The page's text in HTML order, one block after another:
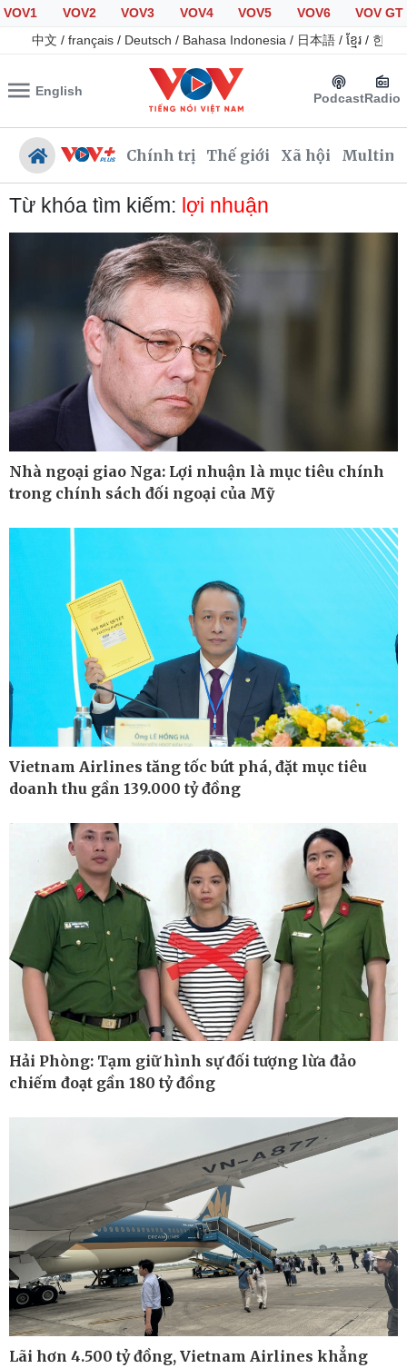
VOV1 VOV2 VOV3 VOV4 VOV5 VOV6
VOV GT
中文 / français / Deutsch / Bahasa Indonesia / 日本語 / ខ្មែរ / 한국
English PodcastRadio
Chính trị Thế giới Xã hội
Tổ chức nhân sự
Nhận diện sự thật
Xã hội
Tin 24h
Giáo dục
Dự báo thời tiết
Dấu ấn VOV
Việc làm
Thế giới
Cuộc sống đó đây
Multimedia
Infographic
Kinh tế
Bất động sản
Khởi nghiệp
Thị trường
Giá vàng
Tiêu dùng
Tỷ giá
Chứng khoán
Giá cà phê
Từ khóa tìm kiếm: lợi nhuận
Nhà ngoại giao Nga: Lợi nhuận là mục tiêu chính
trong chính sách đối ngoại của Mỹ
Vietnam Airlines tăng tốc bứt phá, đặt mục tiêu
doanh thu gần 139.000 tỷ đồng
Hải Phòng: Tạm giữ hình sự đối tượng lừa đảo
chiếm đoạt gần 180 tỷ đồng
Lãi hơn 4.500 tỷ đồng, Vietnam Airlines khẳng